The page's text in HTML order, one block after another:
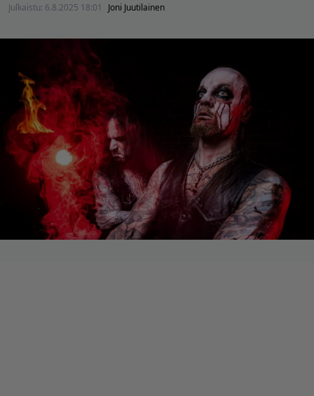
Julkaistu: 6.8.2025 18:01 Joni Juutilainen